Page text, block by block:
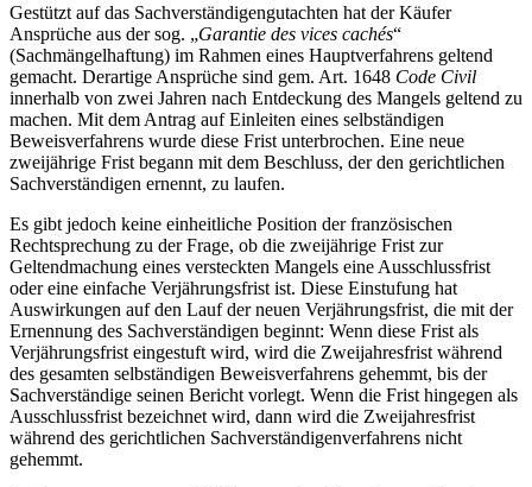
Gestützt auf das Sachverständigengutachten hat der Käufer
Ansprüche aus der sog. „Garantie des vices cachés“
(Sachmängelhaftung) im Rahmen eines Hauptverfahrens geltend
gemacht. Derartige Ansprüche sind gem. Art. 1648 Code Civil
innerhalb von zwei Jahren nach Entdeckung des Mangels geltend zu
machen. Mit dem Antrag auf Einleiten eines selbständigen
Beweisverfahrens wurde diese Frist unterbrochen. Eine neue
zweijährige Frist begann mit dem Beschluss, der den gerichtlichen
Sachverständigen ernennt, zu laufen.
Es gibt jedoch keine einheitliche Position der französischen
Rechtsprechung zu der Frage, ob die zweijährige Frist zur
Geltendmachung eines versteckten Mangels eine Ausschlussfrist
oder eine einfache Verjährungsfrist ist. Diese Einstufung hat
Auswirkungen auf den Lauf der neuen Verjährungsfrist, die mit der
Ernennung des Sachverständigen beginnt: Wenn diese Frist als
Verjährungsfrist eingestuft wird, wird die Zweijahresfrist während
des gesamten selbständigen Beweisverfahrens gehemmt, bis der
Sachverständige seinen Bericht vorlegt. Wenn die Frist hingegen als
Ausschlussfrist bezeichnet wird, dann wird die Zweijahresfrist
während des gerichtlichen Sachverständigenverfahrens nicht
gehemmt.